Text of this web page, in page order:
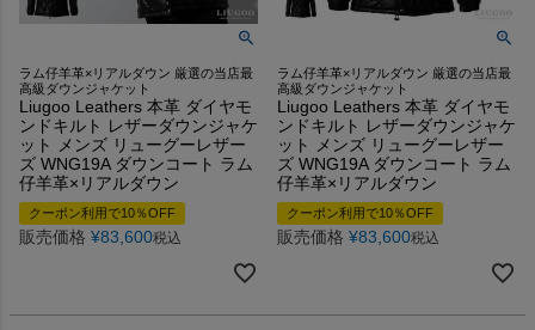
ラム仔羊革×リアルダウン 厳選の当店最
高級ダウンジャケット
Liugoo Leathers 本革 ダイヤモ
ンドキルト レザーダウンジャケ
ット メンズ リューグーレザー
ズ WNG19A ダウンコート ラム
仔羊革×リアルダウン
クーポン利用で10％OFF
販売価格 ¥83,600税込
ラム仔羊革×リアルダウン 厳選の当店最
高級ダウンジャケット
Liugoo Leathers 本革 ダイヤモ
ンドキルト レザーダウンジャケ
ット メンズ リューグーレザー
ズ WNG19A ダウンコート ラム
仔羊革×リアルダウン
クーポン利用で10％OFF
販売価格 ¥83,600税込